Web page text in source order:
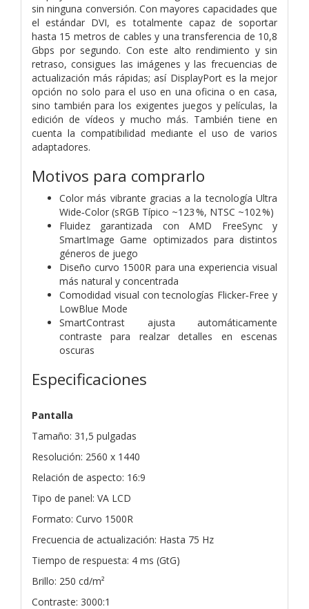
sin ninguna conversión. Con mayores capacidades que
el estándar DVI, es totalmente capaz de soportar
hasta 15 metros de cables y una transferencia de 10,8
Gbps por segundo. Con este alto rendimiento y sin
retraso, consigues las imágenes y las frecuencias de
actualización más rápidas; así DisplayPort es la mejor
opción no solo para el uso en una oficina o en casa,
sino también para los exigentes juegos y películas, la
edición de vídeos y mucho más. También tiene en
cuenta la compatibilidad mediante el uso de varios
adaptadores.
Motivos para comprarlo
Color más vibrante gracias a la tecnología Ultra
Wide‑Color (sRGB Típico ~123 %, NTSC ~102 %)
Fluidez garantizada con AMD FreeSync y
SmartImage Game optimizados para distintos
géneros de juego
Diseño curvo 1500R para una experiencia visual
más natural y concentrada
Comodidad visual con tecnologías Flicker‑Free y
LowBlue Mode
SmartContrast ajusta automáticamente
contraste para realzar detalles en escenas
oscuras
Especificaciones
Pantalla
Tamaño: 31,5 pulgadas
Resolución: 2560 x 1440
Relación de aspecto: 16:9
Tipo de panel: VA LCD
Formato: Curvo 1500R
Frecuencia de actualización: Hasta 75 Hz
Tiempo de respuesta: 4 ms (GtG)
Brillo: 250 cd/m²
Contraste: 3000:1